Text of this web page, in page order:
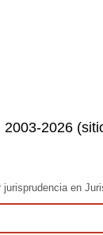
2026
jurisprudencia en